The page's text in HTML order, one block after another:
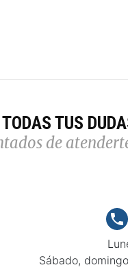
TUS
de

Sábado,